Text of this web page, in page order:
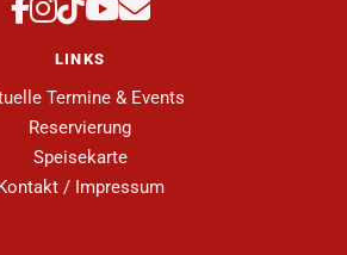
LINKS
Termine & Events
Reservierung
Speisekarte
/ Impressum